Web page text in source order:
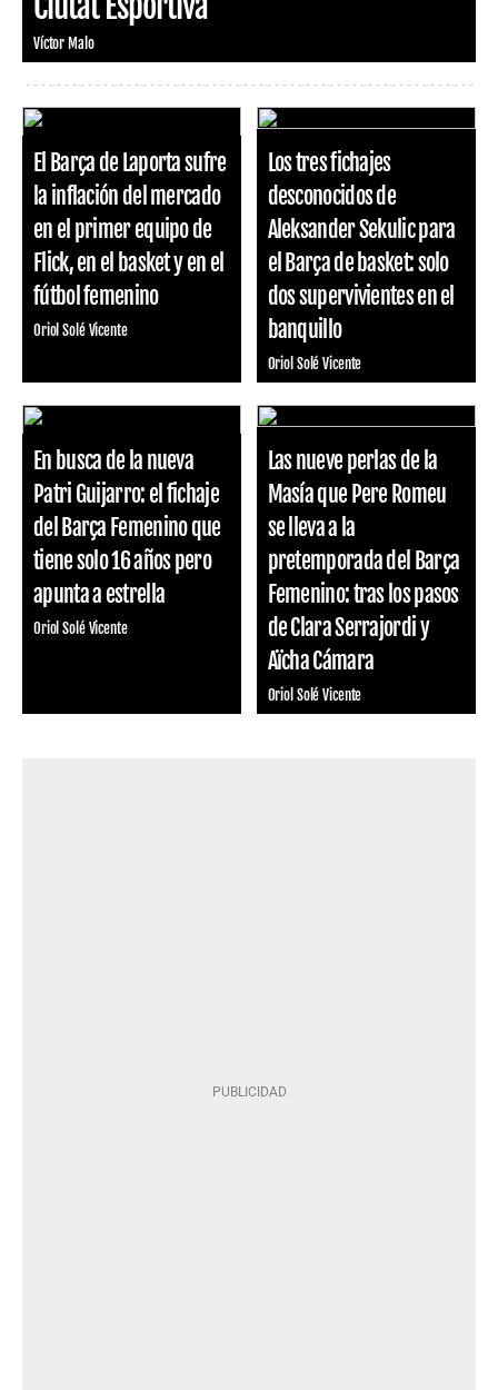
Víctor Malo
El Barça de Laporta sufre
la inflación del mercado
en el primer equipo de
Flick, en el basket y en el
fútbol femenino
Oriol Solé Vicente
Los tres fichajes
desconocidos de
Aleksander Sekulic para
el Barça de basket: solo
dos supervivientes en el
banquillo
Oriol Solé Vicente
En busca de la nueva
Patri Guijarro: el fichaje
del Barça Femenino que
tiene solo 16 años pero
apunta a estrella
Oriol Solé Vicente
Las nueve perlas de la
Masía que Pere Romeu
se lleva a la
pretemporada del Barça
Femenino: tras los pasos
de Clara Serrajordi y
Aïcha Cámara
Oriol Solé Vicente